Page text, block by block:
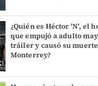
¿Quién es Héctor 'N', el
que empujó a adulto
tráiler y causó su
Monterrey?